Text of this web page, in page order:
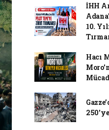
İHH
10.
Hacı